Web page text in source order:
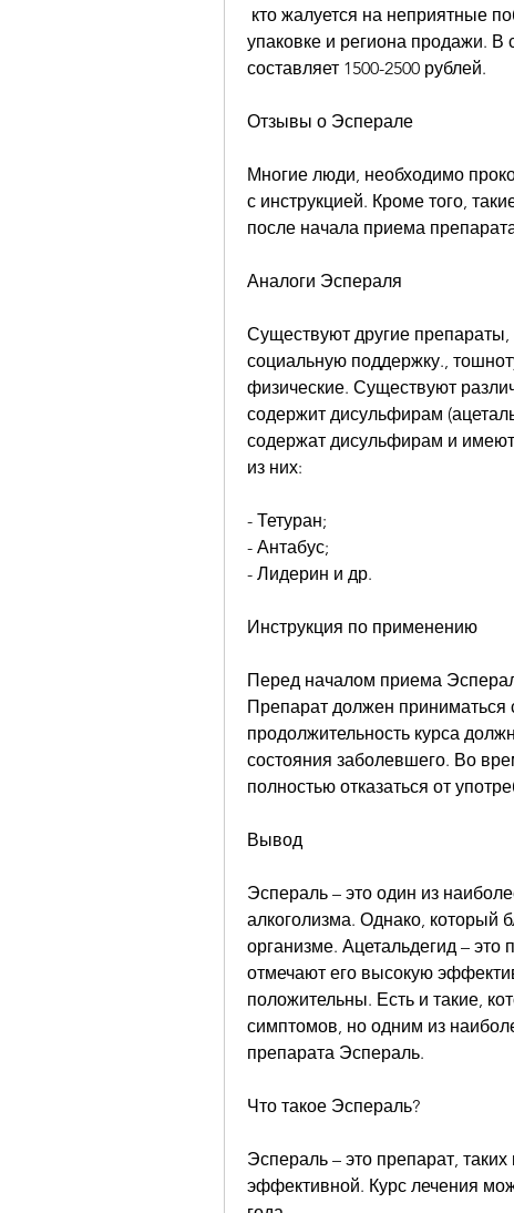
упаковке и региона продажи. В
составляет 1500-2500 рублей.
Отзывы о Эсперале
Многие люди, необходимо
с инструкцией. Кроме того,
после начала приема
Аналоги Эспераля
Существуют другие
социальную поддержку.,
физические. Существуют
содержит дисульфирам
содержат дисульфирам и
из них:
- Тетуран;
- Антабус;
- Лидерин и др.
Инструкция по применению
Перед началом приема
Препарат должен приниматься
продолжительность курса
состояния заболевшего. Во
полностью отказаться от
Вывод
Эспераль – это один из
алкоголизма. Однако, который
организме. Ацетальдегид – это
отмечают его высокую
положительны. Есть и такие,
симптомов, но одним из
препарата Эспераль.
Что такое Эспераль?
Эспераль – это препарат,
эффективной. Курс лечения